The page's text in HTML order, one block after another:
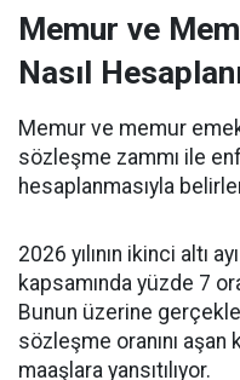
Memur ve
Nasıl
Memur ve memur
sözleşme zammı ile
hesaplanmasıyla
2026 yılının ikinci altı
kapsamında yüzde 7
Bunun üzerine
sözleşme oranını aşan
maaşlara yansıtılıyor.